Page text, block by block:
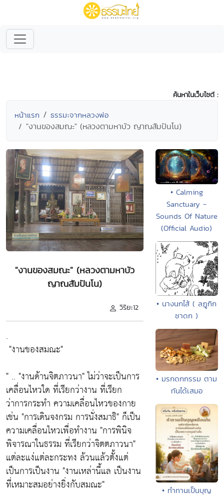
ค้นหาในเว็บไซต์ :
หน้าแรก ธรรมะจากหลวงพ่อ
"งานของสมณะ" (หลวงตามหาบัว ญาณสัมปันโน)
"งานของสมณะ" (หลวงตามหาบัว
ญาณสัมปันโน)
วิริยะ12
.
"งานของสมณะ"
" .. "งานด้านจิตภาวนา"ไม่ว่าจะเป็นการ
เคลื่อนไหวใด ที่เรียกว่างาน ที่เรียก
ว่าการกระทำ ความเคลื่อนไหวของกาย
เช่น "การเดินจงกรม การนั่งสมาธิ" ก็เป็น
ความเคลื่อนไหวเพื่อทำงาน "การพินิจ
พิจารณาในธรรม ที่เรียกว่าจิตตภาวนา"
แต่ละแง่แต่ละกระทง ล้วนแล้วตั้งแต่
เป็นการเป็นงาน "งานเหล่านี้แล เป็นงาน
ที่เหมาะสมอย่างยิ่งกับสมณะ"
• Calming
Sanctuary -
Sounds Of Nature
(Official Audio)
• นางนกไส้ ( ลฏูกิก
ชาดก )
• มรกดกกรรม ตาม
ทันได้เสมอ
• ทำทานเป็นบุญ